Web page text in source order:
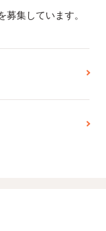
集しています。